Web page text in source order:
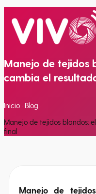
Manejo de tejidos
cambia el
Inicio · Blog ·
Manejo de tejidos blandos:
final
Manejo de